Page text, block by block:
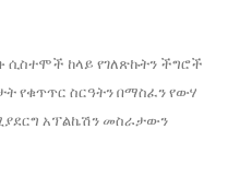
ሲስተሞች ከላይ የገለጽኩትን ችግሮች
የቁጥጥር ስርዓትን በማስፈን የውሃ
አፕልኬሽን መስራታውን